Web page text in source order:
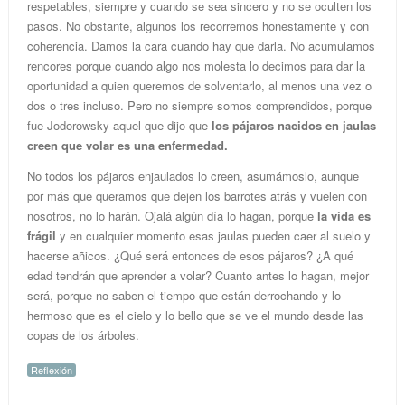
respetables, siempre y cuando se sea sincero y no se oculten los
pasos. No obstante, algunos los recorremos honestamente y con
coherencia. Damos la cara cuando hay que darla. No acumulamos
rencores porque cuando algo nos molesta lo decimos para dar la
oportunidad a quien queremos de solventarlo, al menos una vez o
dos o tres incluso. Pero no siempre somos comprendidos, porque
fue Jodorowsky aquel que dijo que los pájaros nacidos en jaulas
creen que volar es una enfermedad.
No todos los pájaros enjaulados lo creen, asumámoslo, aunque
por más que queramos que dejen los barrotes atrás y vuelen con
nosotros, no lo harán. Ojalá algún día lo hagan, porque la vida es
frágil y en cualquier momento esas jaulas pueden caer al suelo y
hacerse añicos. ¿Qué será entonces de esos pájaros? ¿A qué
edad tendrán que aprender a volar? Cuanto antes lo hagan, mejor
será, porque no saben el tiempo que están derrochando y lo
hermoso que es el cielo y lo bello que se ve el mundo desde las
copas de los árboles.
Reflexión